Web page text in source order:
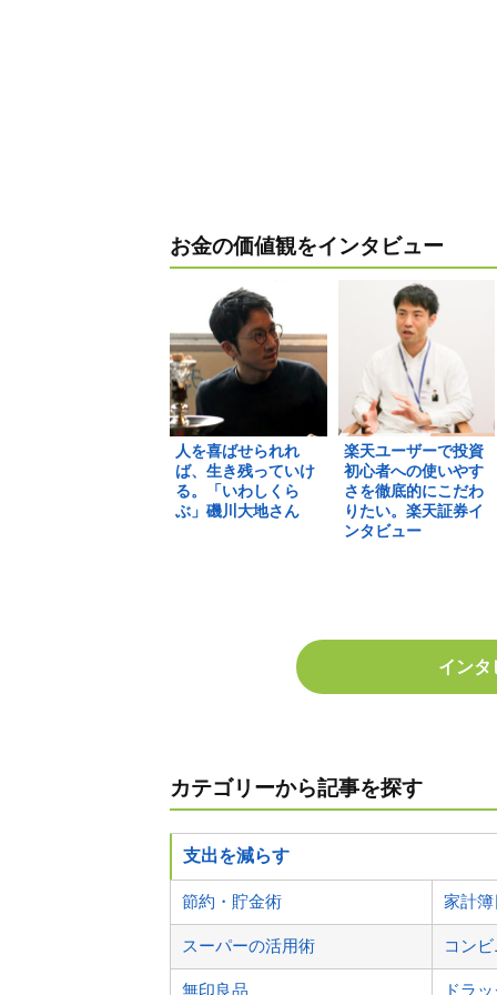
お金の価値観をインタビュー
人を喜ばせられれ
ば、生き残っていけ
る。「いわしくら
ぶ」磯川大地さん
楽天ユーザーで投資
初心者への使いやす
さを徹底的にこだわ
りたい。楽天証券イ
ンタビュー
インタ
カテゴリーから記事を探す
支出を減らす
節約・貯金術 家計簿
スーパーの活用術 コン
無印良品 ドラ